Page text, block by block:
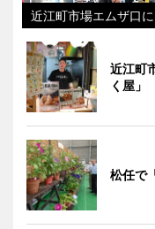
近江町市場エムザ口
近江町
く屋」
松任で